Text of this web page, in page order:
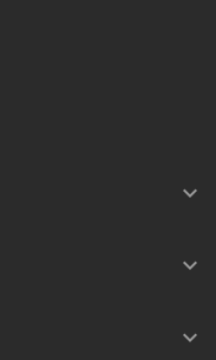


